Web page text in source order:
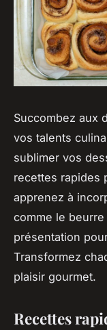
Succombez aux
vos talents
sublimer vos
recettes rapides
apprenez à
comme le
présentation
Transformez
plaisir gourmet.
Recettes